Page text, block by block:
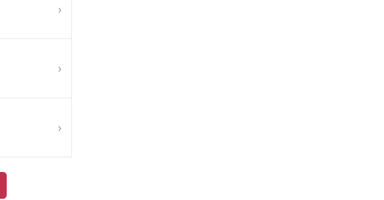
›
›
›